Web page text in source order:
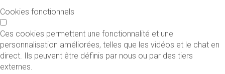
Cookies fonctionnels
Ces cookies permettent une fonctionnalité et une
personnalisation améliorées, telles que les vidéos et le chat en
direct. Ils peuvent être définis par nous ou par des tiers
externes.